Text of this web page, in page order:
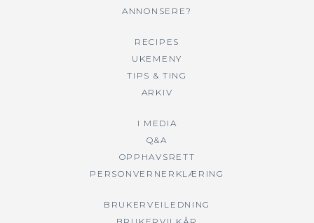
ANNONSERE?
RECIPES
UKEMENY
TIPS & TING
ARKIV
I MEDIA
Q&A
OPPHAVSRETT
PERSONVERNERKLÆRING
BRUKERVEILEDNING